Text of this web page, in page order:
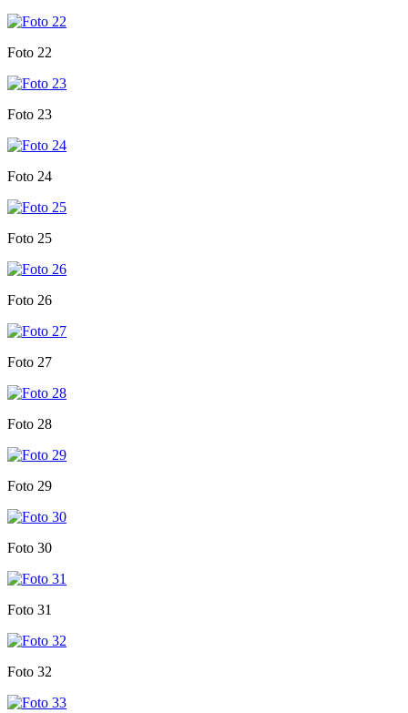
Foto 22
Foto 23
Foto 24
Foto 25
Foto 26
Foto 27
Foto 28
Foto 29
Foto 30
Foto 31
Foto 32